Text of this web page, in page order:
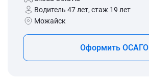
Водитель 47 лет, стаж 19 лет
Можайск
Оформить ОСАГО